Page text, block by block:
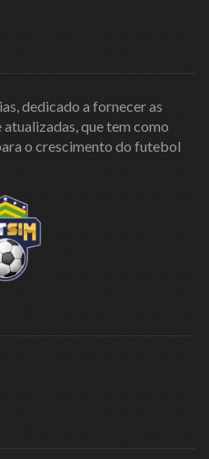
dedicado a fornecer as
que tem como
o crescimento do futebol